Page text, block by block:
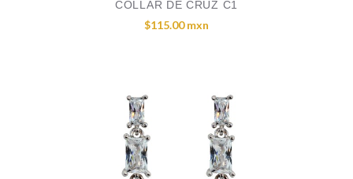
COLLAR DE CRUZ C1
$115.00 mxn